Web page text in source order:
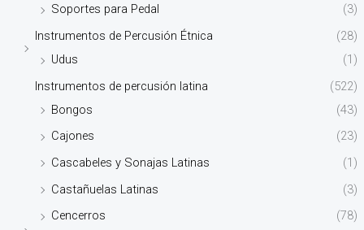
Soportes para Pedal
(3)
Instrumentos de Percusión Étnica
(28)
Udus
(1)
Instrumentos de percusión latina
(522)
Bongos
(43)
Cajones
(23)
Cascabeles y Sonajas Latinas
(1)
Castañuelas Latinas
(3)
Cencerros
(78)